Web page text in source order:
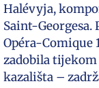
Halévyja,
Saint-
Opéra-Comique
zadobila tijekom
kazališta –